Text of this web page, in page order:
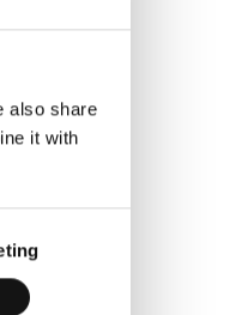
also share
it with